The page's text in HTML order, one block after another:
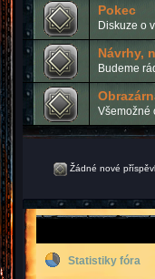
Pokec
Diskuze o
Návrhy,
Budeme
Všemožné
Žádné nové
Statistiky fóra